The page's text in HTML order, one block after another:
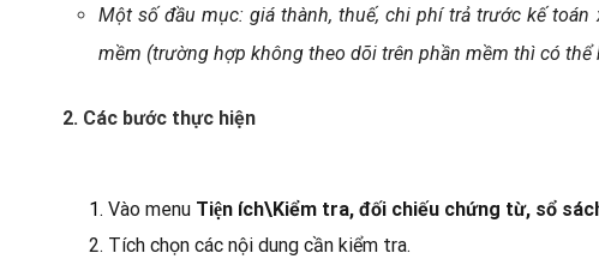
Một số đầu mục: giá thành, thuế, chi phí trả trước kế
mềm (trường hợp không theo dõi trên phần mềm thì có thể
2. Các bước thực hiện
1. Vào menu Tiện ích\Kiểm tra, đối chiếu chứng từ, sổ
2. Tích chọn các nội dung cần kiểm tra.